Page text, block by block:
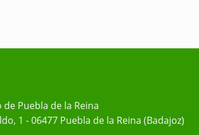
Puebla de la Reina
1 - 06477 Puebla de la Reina (Badajoz)